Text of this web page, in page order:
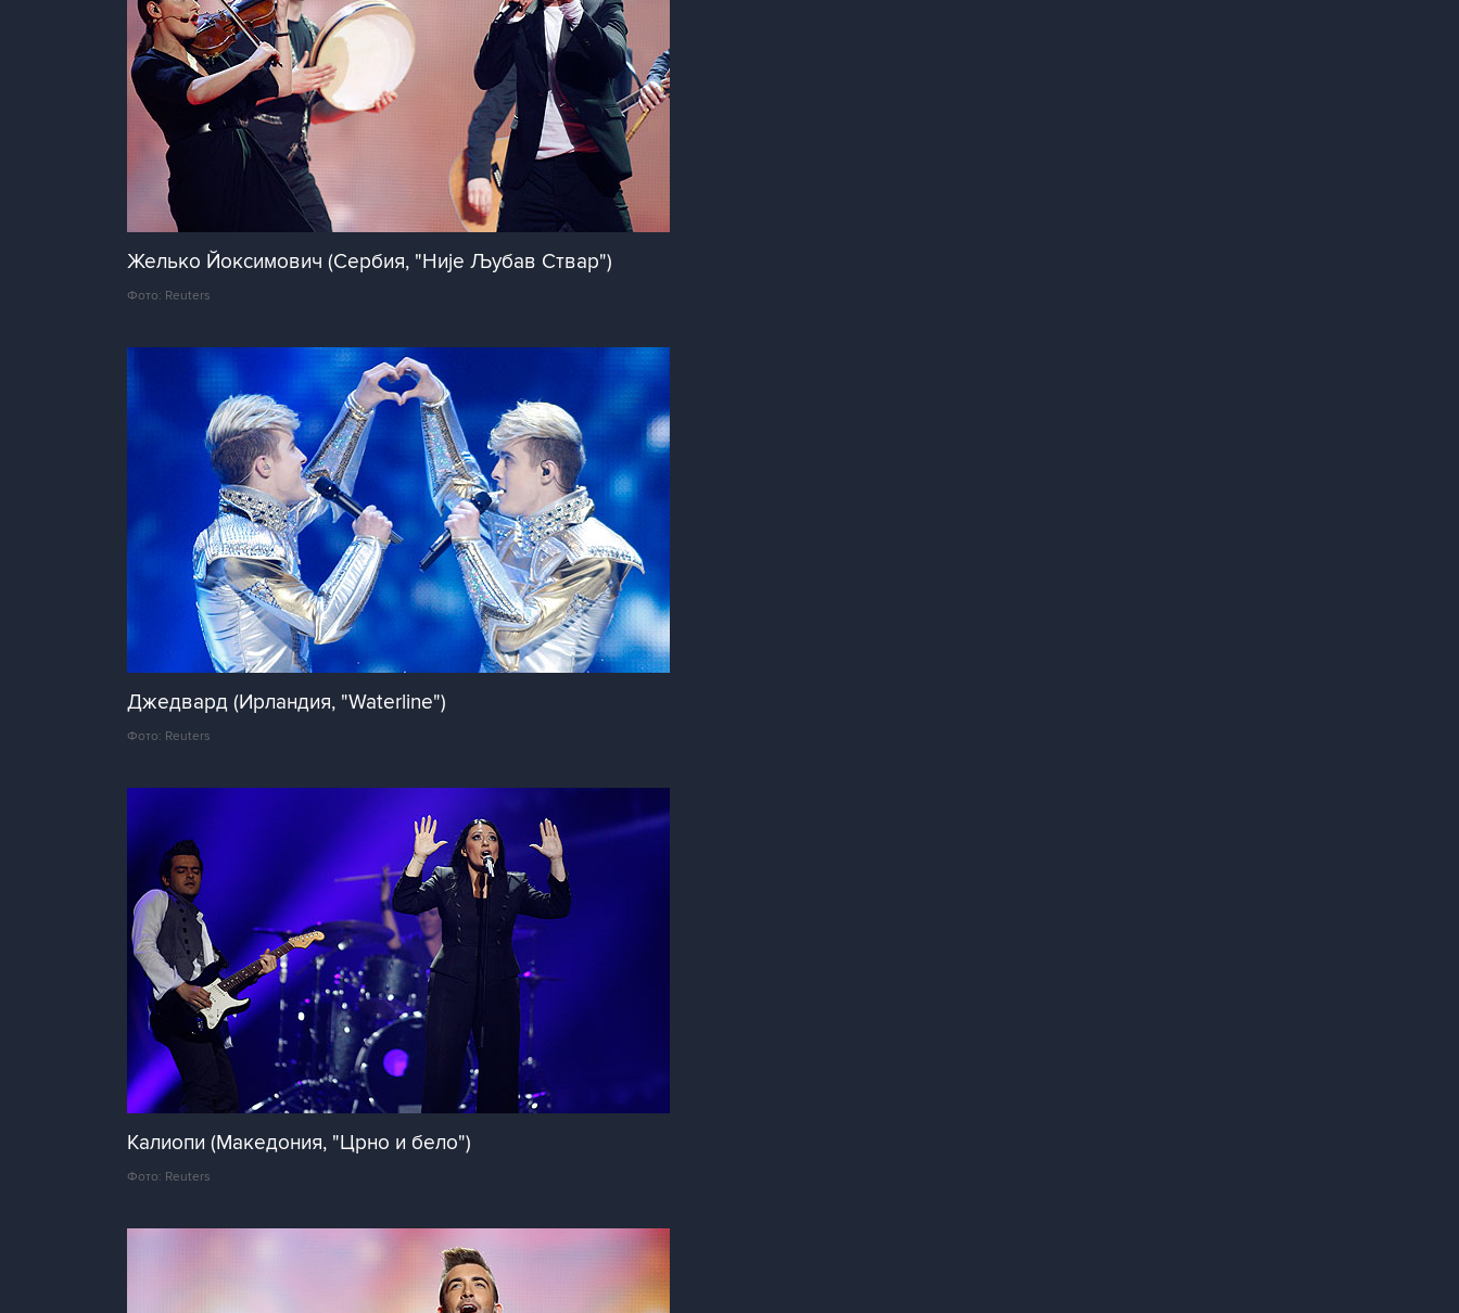
Желько Йоксимович (Сербия, "Није Љубав Ствар")
Фото: Reuters
Джедвард (Ирландия, "Waterline")
Фото: Reuters
Калиопи (Македония, "Црно и бело")
Фото: Reuters